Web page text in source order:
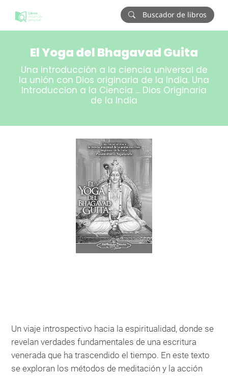
Buscador de libros
El Yoga del Bhagavad Guita
Una introducción a la ciencia universal de
la unión con Dios originaria de la India. Una
Introduccion a la Ciencia ... Dios Originaria
de la India
Un viaje introspectivo hacia la espiritualidad, donde se
revelan verdades fundamentales de una escritura
venerada que ha trascendido el tiempo. En este texto
se exploran los métodos de meditación y la acción